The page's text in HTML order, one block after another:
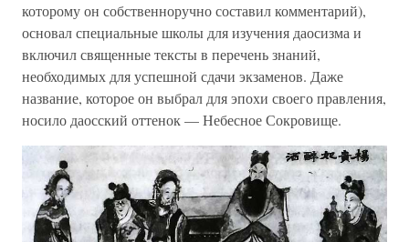
которому он собственноручно составил комментарий),
основал специальные школы для изучения даосизма и
включил священные тексты в перечень знаний,
необходимых для успешной сдачи экзаменов. Даже
название, которое он выбрал для эпохи своего правления,
носило даосский оттенок — Небесное Сокровище.